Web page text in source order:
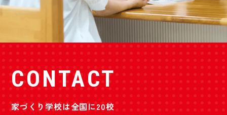
CONTACT
家づくり学校は全国に20校